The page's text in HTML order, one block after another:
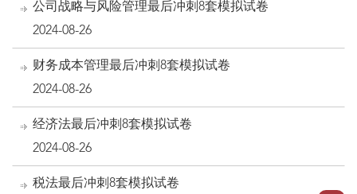
公司战略与风险管理最后冲刺8套模拟试卷
2024-08-26
财务成本管理最后冲刺8套模拟试卷
2024-08-26
经济法最后冲刺8套模拟试卷
2024-08-26
税法最后冲刺8套模拟试卷